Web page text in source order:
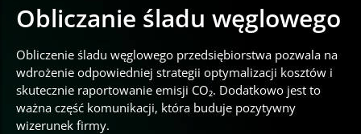
Obliczanie śladu węglowego
Obliczenie śladu węglowego przedsiębiorstwa pozwala na
wdrożenie odpowiedniej strategii optymalizacji kosztów i
skutecznie raportowanie emisji CO₂. Dodatkowo jest to
ważna część komunikacji, która buduje pozytywny
wizerunek firmy.